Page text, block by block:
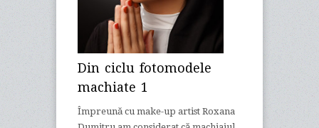
Din ciclu fotomodele
machiate 1
Împreună cu make-up artist Roxana